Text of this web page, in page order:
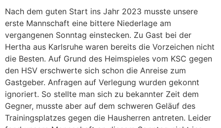
Nach dem guten Start ins Jahr 2023 musste unsere
erste Mannschaft eine bittere Niederlage am
vergangenen Sonntag einstecken. Zu Gast bei der
Hertha aus Karlsruhe waren bereits die Vorzeichen nicht
die Besten. Auf Grund des Heimspieles vom KSC gegen
den HSV erschwerte sich schon die Anreise zum
Gastgeber. Anfragen auf Verlegung wurden gekonnt
ignoriert. So stellte man sich zu bekannter Zeit dem
Gegner, musste aber auf dem schweren Geläuf des
Trainingsplatzes gegen die Hausherren antreten. Leider